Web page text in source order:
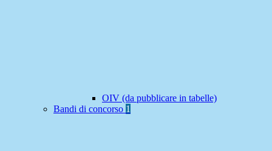
OIV (da pubblicare in tabelle)
Bandi di concorso 1